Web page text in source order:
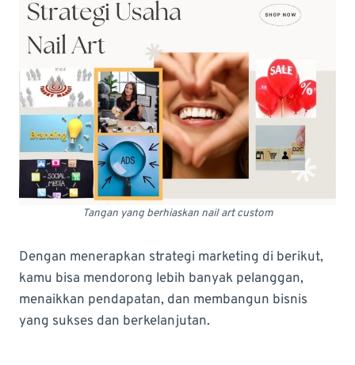
Tangan yang berhiaskan nail art custom
Dengan menerapkan strategi marketing di berikut,
kamu bisa mendorong lebih banyak pelanggan,
menaikkan pendapatan, dan membangun bisnis
yang sukses dan berkelanjutan.